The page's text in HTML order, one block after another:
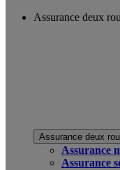
Assurance deux
Assurance deux
Assurance
Assurance